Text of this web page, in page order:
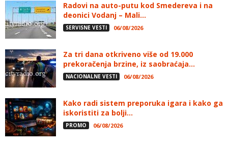
Radovi na auto-putu kod Smedereva i na
deonici Vodanj – Mali...
SERVISNE VESTI 06/08/2026
Za tri dana otkriveno više od 19.000
prekoračenja brzine, iz saobraćaja...
NACIONALNE VESTI 06/08/2026
Kako radi sistem preporuka igara i kako ga
iskoristiti za bolji...
PROMO 06/08/2026